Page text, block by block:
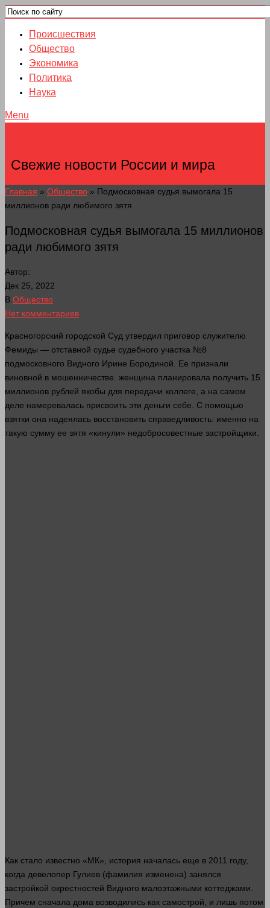
Происшествия
Общество
Экономика
Политика
Наука
Menu
Свежие новости России и мира
Главная » Общество » Подмосковная судья вымогала 15
миллионов ради любимого зятя
Подмосковная судья вымогала 15 миллионов
ради любимого зятя
Автор:
Дек 25, 2022
В Общество
Нет комментариев
Красногорский городской Суд утвердил приговор служителю
Фемиды — отставной судье судебного участка №8
подмосковного Видного Ирине Бородиной. Ее признали
виновной в мошенничестве. женщина планировала получить 15
миллионов рублей якобы для передачи коллеге, а на самом
деле намеревалась присвоить эти деньги себе. С помощью
взятки она надеялась восстановить справедливость: именно на
такую сумму ее зятя «кинули» недобросовестные застройщики.
Как стало известно «МК», история началась еще в 2011 году,
когда девелопер Гулиев (фамилия изменена) занялся
застройкой окрестностей Видного малоэтажными коттеджами.
Причем сначала дома возводились как самострой, и лишь потом